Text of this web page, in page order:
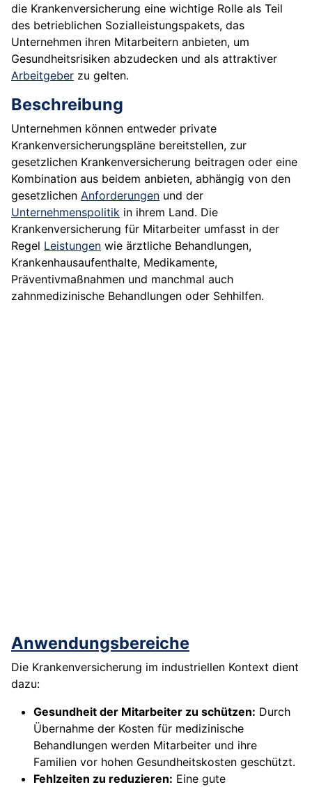
die Krankenversicherung eine wichtige Rolle als Teil
des betrieblichen Sozialleistungspakets, das
Unternehmen ihren Mitarbeitern anbieten, um
Gesundheitsrisiken abzudecken und als attraktiver
Arbeitgeber zu gelten.
Beschreibung
Unternehmen können entweder private
Krankenversicherungspläne bereitstellen, zur
gesetzlichen Krankenversicherung beitragen oder eine
Kombination aus beidem anbieten, abhängig von den
gesetzlichen Anforderungen und der
Unternehmenspolitik in ihrem Land. Die
Krankenversicherung für Mitarbeiter umfasst in der
Regel Leistungen wie ärztliche Behandlungen,
Krankenhausaufenthalte, Medikamente,
Präventivmaßnahmen und manchmal auch
zahnmedizinische Behandlungen oder Sehhilfen.
Anwendungsbereiche
Die Krankenversicherung im industriellen Kontext dient
dazu:
Gesundheit der Mitarbeiter zu schützen: Durch
Übernahme der Kosten für medizinische
Behandlungen werden Mitarbeiter und ihre
Familien vor hohen Gesundheitskosten geschützt.
Fehlzeiten zu reduzieren: Eine gute